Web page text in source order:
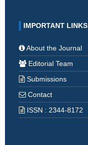
IMPORTANT LINKS
About the Journal
Editorial Team
Submissions
Contact
ISSN : 2344-8172